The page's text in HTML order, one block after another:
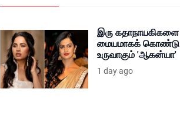
இரு கதாநாயகிகளை
மையமாகக் கொண்டு
உருவாகும் 'ஆகன்யா'
1 day ago